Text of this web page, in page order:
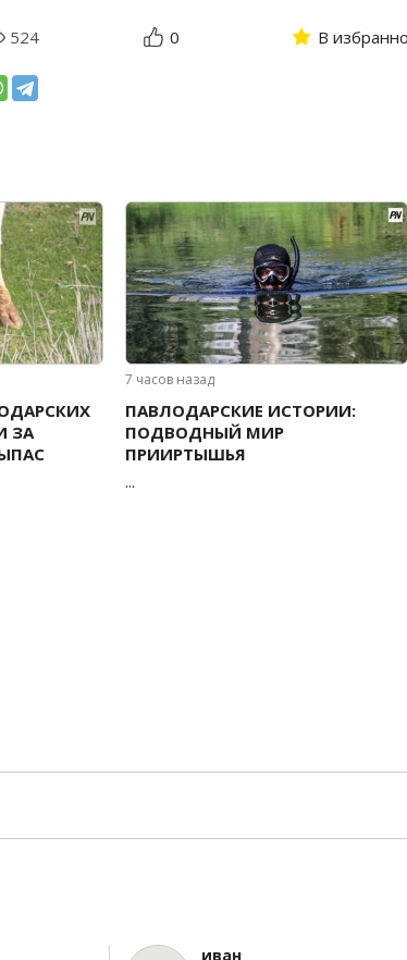
524 0 В
ЗА
7 часов назад
ПАВЛОДАРСКИЕ ИСТОРИИ:
ПОДВОДНЫЙ МИР
ПРИИРТЫШЬЯ
...
иван